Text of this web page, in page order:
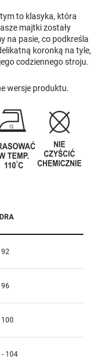
to klasyka, która
majtki zostały
na pasie, co podkreśla
koronką na tyle,
codziennego stroju.
wersje produktu.
92
96
100
- 104